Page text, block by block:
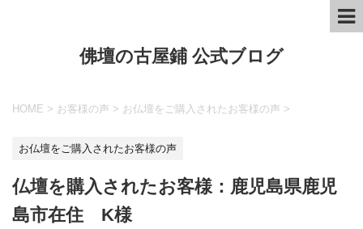
佛壇の古屋鋪 公式ブログ
HOME > お客様の声 > お仏壇をご購入されたお客様の声 >
お仏壇をご購入されたお客様の声
仏壇を購入されたお客様：鹿児島県鹿児
島市在住 K様